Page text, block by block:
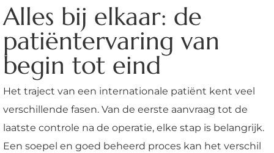
Alles bij elkaar: de
patiëntervaring van
begin tot eind
Het traject van een internationale patiënt kent veel
verschillende fasen. Van de eerste aanvraag tot de
laatste controle na de operatie, elke stap is belangrijk.
Een soepel en goed beheerd proces kan het verschil